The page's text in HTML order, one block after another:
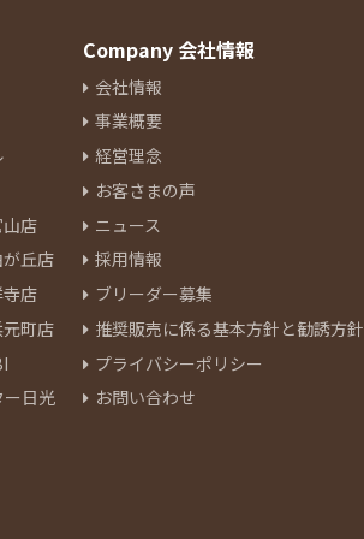
店
丘店
店
町店
日光
Company 会社情報
会社情報
事業概要
経営理念
お客さまの声
ニュース
採用情報
ブリーダー募集
推奨販売に係る基本方針と勧誘方針
プライバシーポリシー
お問い合わせ